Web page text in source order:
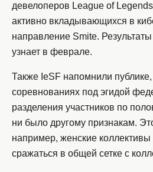
девелоперов League of
активно вкладывающихся в
направление Smite.
узнает в феврале.
Также IeSF напомнили
соревнованиях под эгидой
разделения участников по
ни было другому признакам.
например, женские
сражаться в общей сетке с